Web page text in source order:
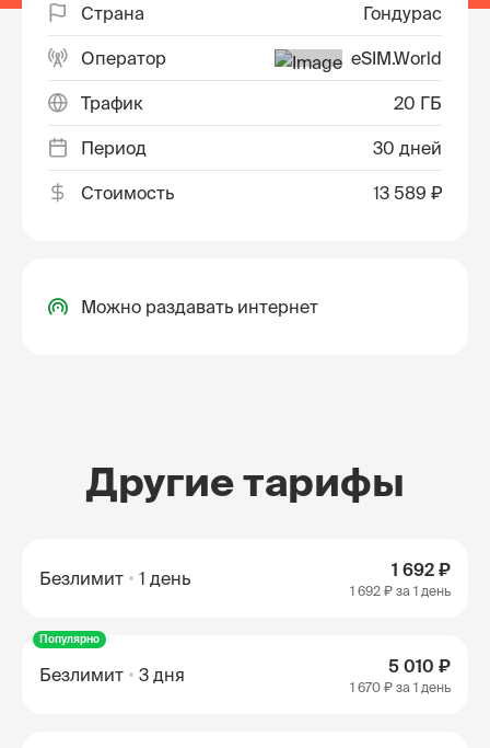
Страна Гондурас
Оператор eSIM.World
Трафик 20 ГБ
Период 30 дней
Стоимость 13 589 ₽
Можно раздавать интернет
Другие тарифы
Безлимит 1 день 1 692 ₽
1 692 ₽ за 1 день
Популярно
Безлимит 3 дня 5 010 ₽
1 670 ₽ за 1 день